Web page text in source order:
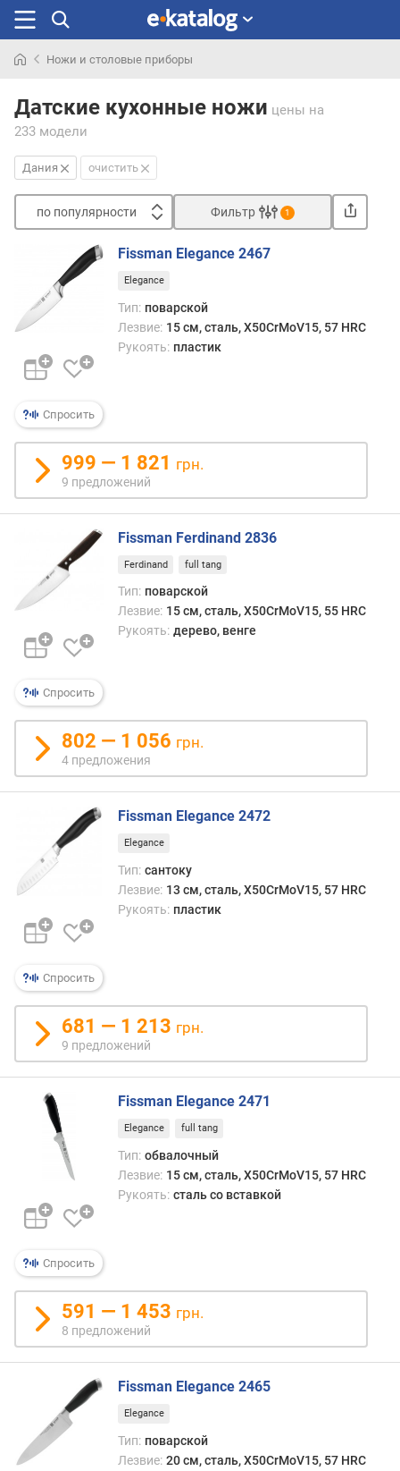
раньше
Ножи и столовые приборы
Датские кухонные ножи цены на
233 модели
Дания очистить
по популярности
п
о
у
л
р
н
с
и
д
е
е
в
х
о
р
о
о
д
о
о
г
х
е
ш
п
о
т
з
ы
в
а
о
д
Фильтр 1
Спросить
Fissman Elegance 2467
Elegance
Тип: поварской
Лезвие: 15 см, сталь, X50CrMoV15, 57 HRC
Рукоять: пластик
999 — 1 821 грн.
9 предложений
Спросить
Fissman Ferdinand 2836
Ferdinand full tang
Тип: поварской
Лезвие: 15 см, сталь, X50CrMoV15, 55 HRC
Рукоять: дерево, венге
802 — 1 056 грн.
4 предложения
Спросить
Fissman Elegance 2472
Elegance
Тип: сантоку
Лезвие: 13 см, сталь, X50CrMoV15, 57 HRC
Рукоять: пластик
681 — 1 213 грн.
9 предложений
Спросить
Fissman Elegance 2471
Elegance full tang
Тип: обвалочный
Лезвие: 15 см, сталь, X50CrMoV15, 57 HRC
Рукоять: сталь со вставкой
591 — 1 453 грн.
8 предложений
Fissman Elegance 2465
Elegance
Тип: поварской
Лезвие: 20 см, сталь, X50CrMoV15, 57 HRC